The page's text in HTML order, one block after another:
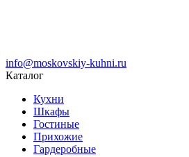
info@moskovskiy-kuhni.ru
Каталог
Кухни
Шкафы
Гостиные
Прихожие
Гардеробные